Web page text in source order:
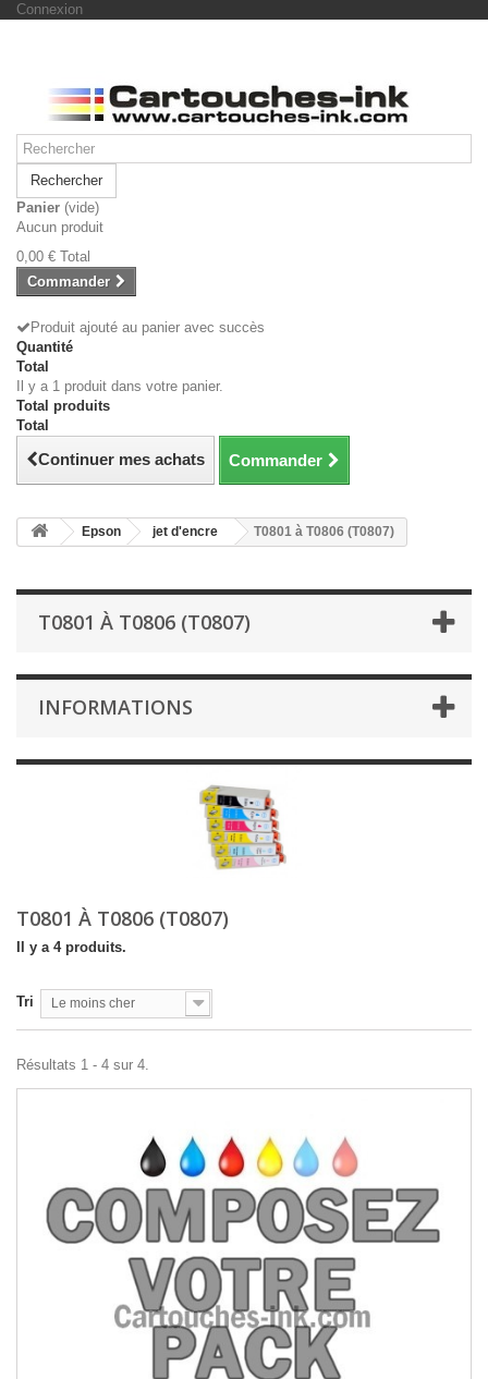
Connexion
Rechercher
Panier (vide)
Aucun produit
0,00 € Total
Commander
Produit ajouté au panier avec succès
Quantité
Total
Il y a 1 produit dans votre panier.
Total produits
Total
Continuer mes achats Commander
Epson jet d'encre T0801 à T0806 (T0807)
T0801 À T0806 (T0807)
INFORMATIONS
T0801 À T0806 (T0807)
Il y a 4 produits.
Tri Le moins cher
Résultats 1 - 4 sur 4.